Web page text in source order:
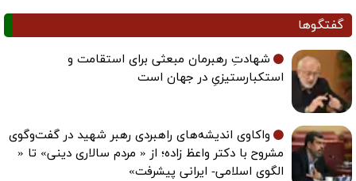
گفتگوها
شهادتِ رهبرمان مبعثی برای استقامت و
استکبارستیزیِ در جهان است
واکاوی اندیشه‌های راهبردی رهبر شهید در گفت‌وگوی
مشروح با دکتر واعظ زاده؛ از « مردم سالاری دینی» تا «
الگوی اسلامی- ایرانی پیشرفت»